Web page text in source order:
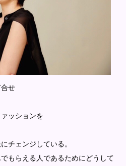
せ
ッションを
チェンジしている。
もらえる人であるためにどうして